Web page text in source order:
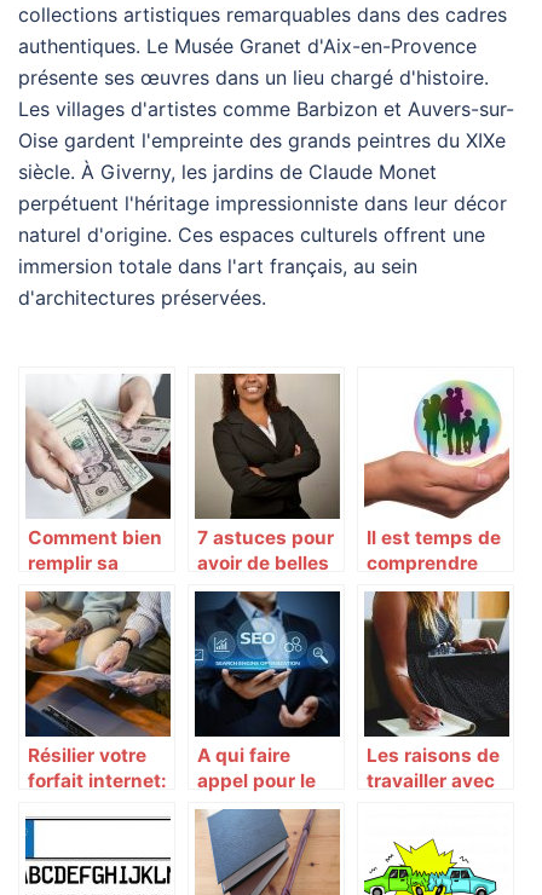
collections artistiques remarquables dans des cadres
authentiques. Le Musée Granet d'Aix-en-Provence
présente ses œuvres dans un lieu chargé d'histoire.
Les villages d'artistes comme Barbizon et Auvers-sur-
Oise gardent l'empreinte des grands peintres du XIXe
siècle. À Giverny, les jardins de Claude Monet
perpétuent l'héritage impressionniste dans leur décor
naturel d'origine. Ces espaces culturels offrent une
immersion totale dans l'art français, au sein
d'architectures préservées.
Comment bien
remplir sa
déclaration
d’impôts ?
7 astuces pour
avoir de belles
coiffures
Il est temps de
comprendre
son assurance
Résilier votre
forfait internet:
vous savoir?
A qui faire
appel pour le
referencement
d’un site web
avocat à
bordeaux ?
Les raisons de
travailler avec